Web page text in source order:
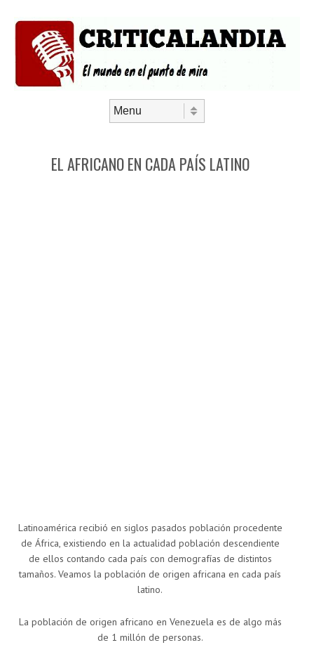
EL AFRICANO EN CADA PAÍS LATINO
Latinoamérica recibió en siglos pasados población procedente
de África, existiendo en la actualidad población descendiente
de ellos contando cada país con demografías de distintos
tamaños. Veamos la población de origen africana en cada país
latino.
La población de origen africano en Venezuela es de algo más
de 1 millón de personas.